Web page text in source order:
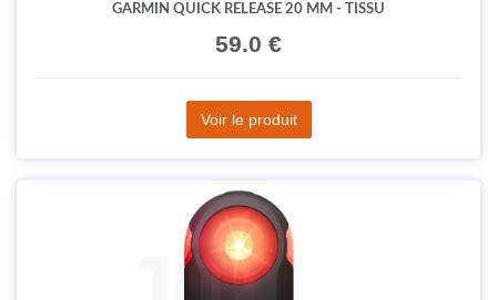
GARMIN QUICK RELEASE 20 MM - TISSU
59.0 €
Voir le produit